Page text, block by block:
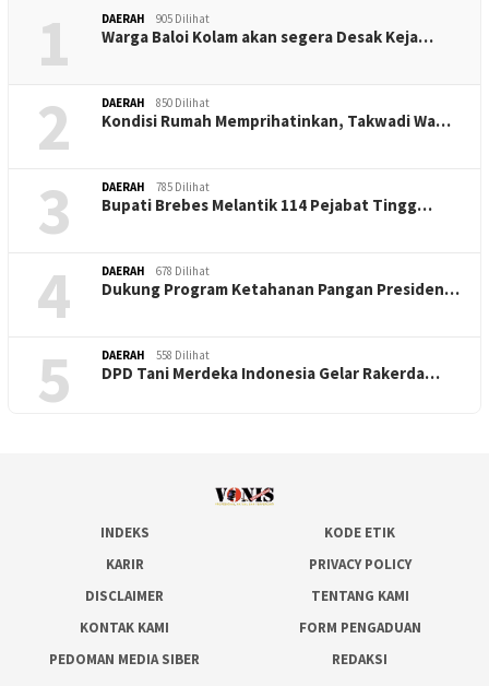
1 DAERAH 905 Dilihat
Warga Baloi Kolam akan segera Desak Keja…
2 DAERAH 850 Dilihat
Kondisi Rumah Memprihatinkan, Takwadi Wa…
3 DAERAH 785 Dilihat
Bupati Brebes Melantik 114 Pejabat Tingg…
4 DAERAH 678 Dilihat
Dukung Program Ketahanan Pangan Presiden…
5 DAERAH 558 Dilihat
DPD Tani Merdeka Indonesia Gelar Rakerda…
INDEKS
KODE ETIK
KARIR
PRIVACY POLICY
DISCLAIMER
TENTANG KAMI
KONTAK KAMI
FORM PENGADUAN
PEDOMAN MEDIA SIBER
REDAKSI